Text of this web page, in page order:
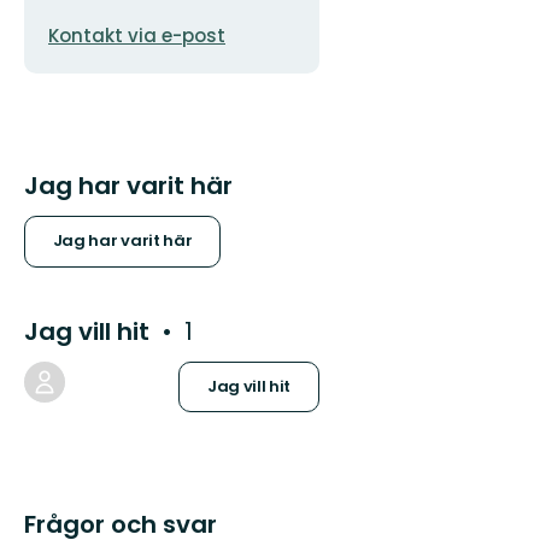
postadress
Kontakt via e-post
Jag har varit här
Jag har varit här
Jag vill hit 1
Jag vill hit
Frågor och svar